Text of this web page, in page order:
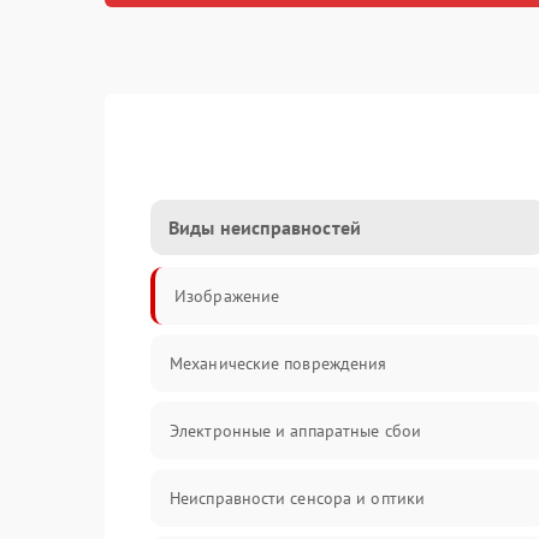
Виды неисправностей
Изображение
Механические повреждения
Электронные и аппаратные сбои
Неисправности сенсора и оптики